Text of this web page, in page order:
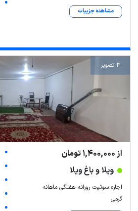
مشاهده جزییات
3 تصویر
از 1,400,000 تومان
ویلا و باغ ویلا
اجاره سوئیت روزانه هفتگی ماهانه
گرمی